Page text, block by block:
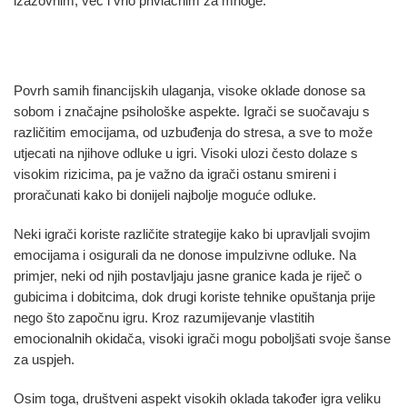
Povrh samih financijskih ulaganja, visoke oklade donose sa
sobom i značajne psihološke aspekte. Igrači se suočavaju s
različitim emocijama, od uzbuđenja do stresa, a sve to može
utjecati na njihove odluke u igri. Visoki ulozi često dolaze s
visokim rizicima, pa je važno da igrači ostanu smireni i
proračunati kako bi donijeli najbolje moguće odluke.
Neki igrači koriste različite strategije kako bi upravljali svojim
emocijama i osigurali da ne donose impulzivne odluke. Na
primjer, neki od njih postavljaju jasne granice kada je riječ o
gubicima i dobitcima, dok drugi koriste tehnike opuštanja prije
nego što započnu igru. Kroz razumijevanje vlastitih
emocionalnih okidača, visoki igrači mogu poboljšati svoje šanse
za uspjeh.
Osim toga, društveni aspekt visokih oklada također igra veliku